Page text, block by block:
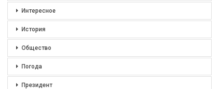
Интересное
История
Общество
Погода
Президент